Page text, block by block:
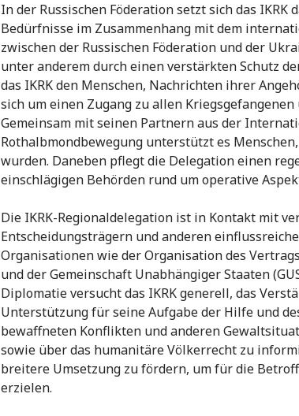
In der Russischen Föderation setzt sich das
Bedürfnisse im Zusammenhang mit dem
zwischen der Russischen Föderation und der
unter anderem durch einen verstärkten Schutz
das IKRK den Menschen, Nachrichten ihrer
sich um einen Zugang zu allen
Gemeinsam mit seinen Partnern aus der
Rothalbmondbewegung unterstützt es
wurden. Daneben pflegt die Delegation einen
einschlägigen Behörden rund um operative
Die IKRK-Regionaldelegation ist in Kontakt mit
Entscheidungsträgern und anderen
Organisationen wie der Organisation des
und der Gemeinschaft Unabhängiger Staaten
Diplomatie versucht das IKRK generell, das
Unterstützung für seine Aufgabe der Hilfe und
bewaffneten Konflikten und anderen
sowie über das humanitäre Völkerrecht zu
breitere Umsetzung zu fördern, um für die
erzielen.